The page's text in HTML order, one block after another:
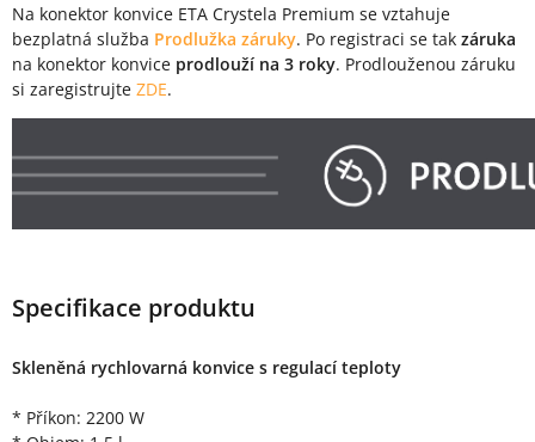
Na konektor konvice ETA Crystela Premium se vztahuje
bezplatná služba Prodlužka záruky. Po registraci se tak záruka
na konektor konvice prodlouží na 3 roky. Prodlouženou záruku
si zaregistrujte ZDE.
Specifikace produktu
Skleněná rychlovarná konvice s regulací teploty
* Příkon: 2200 W